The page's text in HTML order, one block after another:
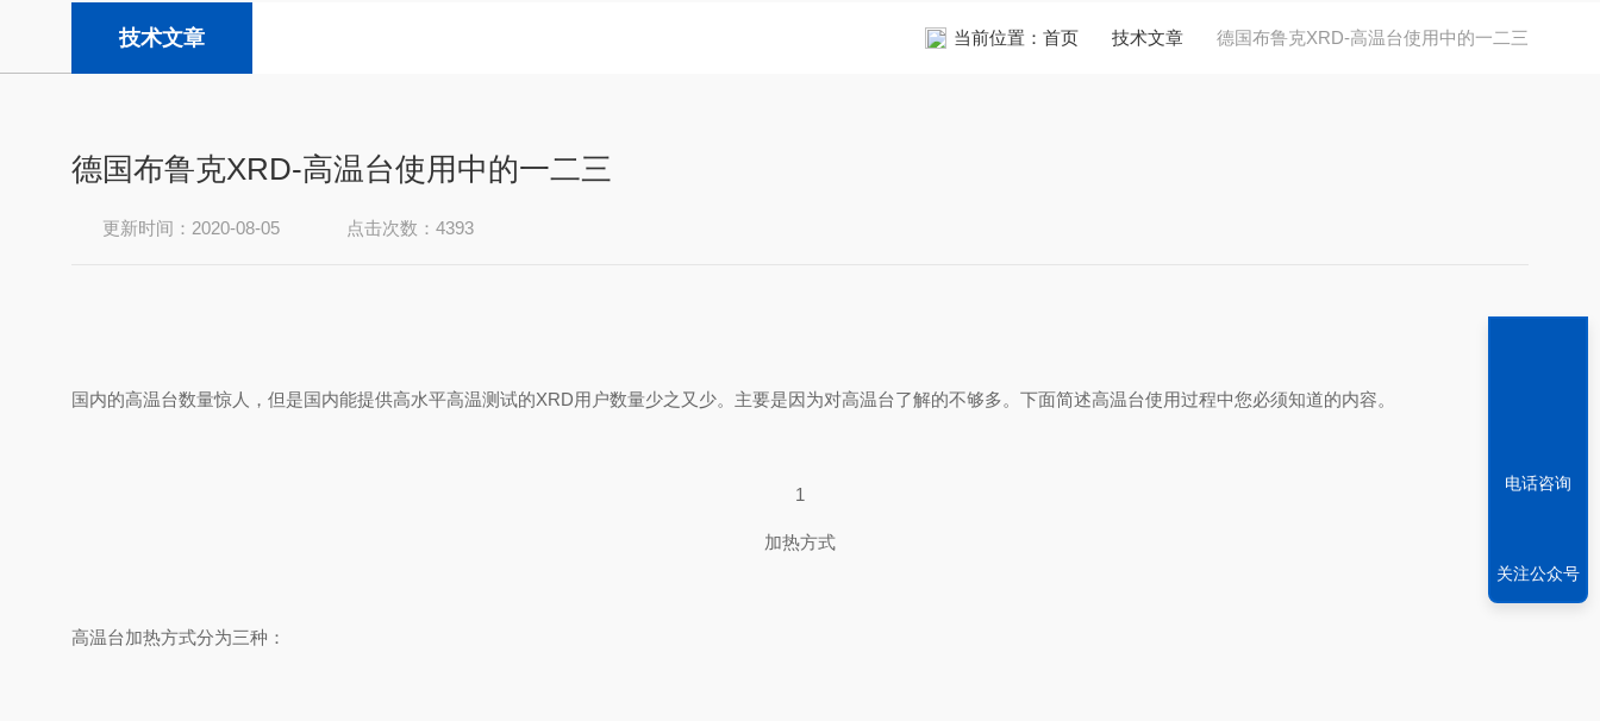
技术文章 当前位置： 首页 技术文章 德国布鲁克XRD-高温台使用中的一二三
德国布鲁克XRD-高温台使用中的一二三
更新时间：2020-08-05 点击次数：4393
国内的高温台数量惊人，但是国内能提供高水平高温测试的XRD用户数量少之又少。主要是因为对高温台了解的不够多。下面简述高温台使用过程中您必须知道的内容。
1
加热方式
高温台加热方式分为三种：
电话咨询
关注公众号